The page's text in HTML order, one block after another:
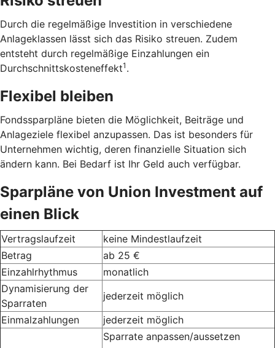
Durch die regelmäßige Investition in verschiedene
Anlageklassen lässt sich das Risiko streuen. Zudem
entsteht durch regelmäßige Einzahlungen ein
Durchschnittskosteneffekt1 .
Flexibel bleiben
Fondssparpläne bieten die Möglichkeit, Beiträge und
Anlageziele flexibel anzupassen. Das ist besonders für
Unternehmen wichtig, deren finanzielle Situation sich
ändern kann. Bei Bedarf ist Ihr Geld auch verfügbar.
Sparpläne von Union Investment auf
einen Blick
Vertragslaufzeit
keine Mindestlaufzeit
Betrag
ab 25 €
Einzahlrhythmus
monatlich
Dynamisierung der
Sparraten
jederzeit möglich
Einmalzahlungen
jederzeit möglich
Sparrate anpassen/aussetzen